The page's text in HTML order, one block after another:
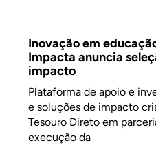
Inovação em
Impacta anuncia
impacto
Plataforma de apoio e
e soluções de impacto
Tesouro Direto em
execução da